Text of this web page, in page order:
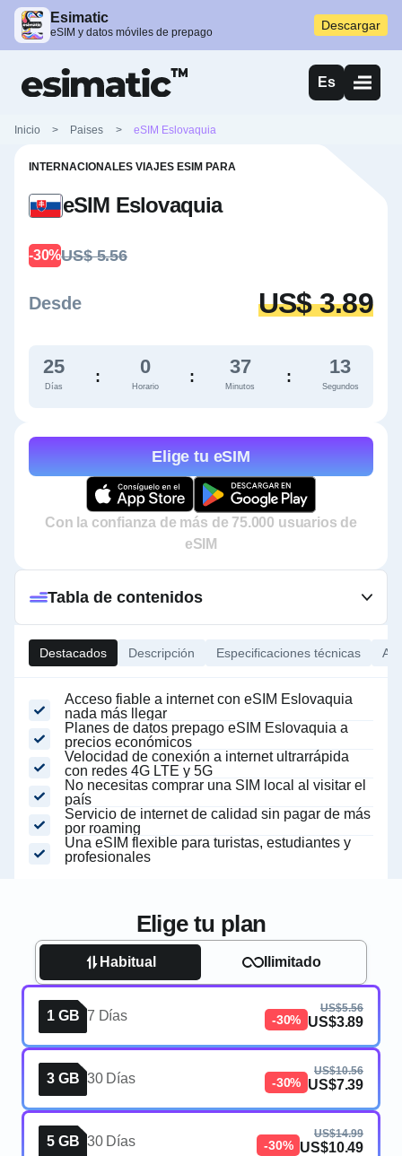
Esimatic
eSIM y datos móviles de prepago Descargar
Es
Inicio > Paises > eSIM Eslovaquia
INTERNACIONALES VIAJES ESIM PARA
eSIM Eslovaquia
-30%US$ 5.56
Desde US$ 3.89
25
Días
: 0
Horario
: 37
Minutos
: 11
Segundos
Elige tu eSIM
Con la confianza de más de 75.000 usuarios de
eSIM
Destacados Descripción Especificaciones técnicas
Acceso fiable a internet con eSIM Eslovaquia
nada más llegar
Planes de datos prepago eSIM Eslovaquia a
precios económicos
Velocidad de conexión a internet ultrarrápida
con redes 4G LTE y 5G
No necesitas comprar una SIM local al visitar el
país
Servicio de internet de calidad sin pagar de más
por roaming
Una eSIM flexible para turistas, estudiantes y
profesionales
Tabla de contenidos
Elige tu plan
Habitual Ilimitado
1 GB 7 Días -30%
US$5.56
US$3.89
3 GB 30 Días -30%
US$10.56
US$7.39
5 GB 30 Días -30%
US$14.99
US$10.49